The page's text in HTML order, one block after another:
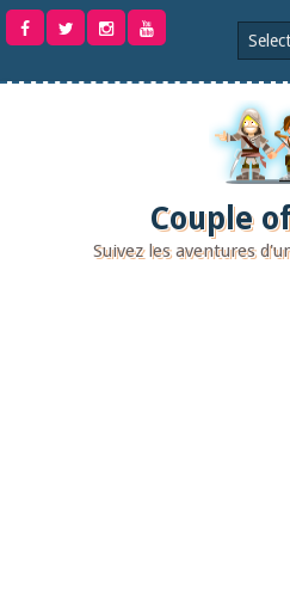
Aller
Couple
Suivez les aventures